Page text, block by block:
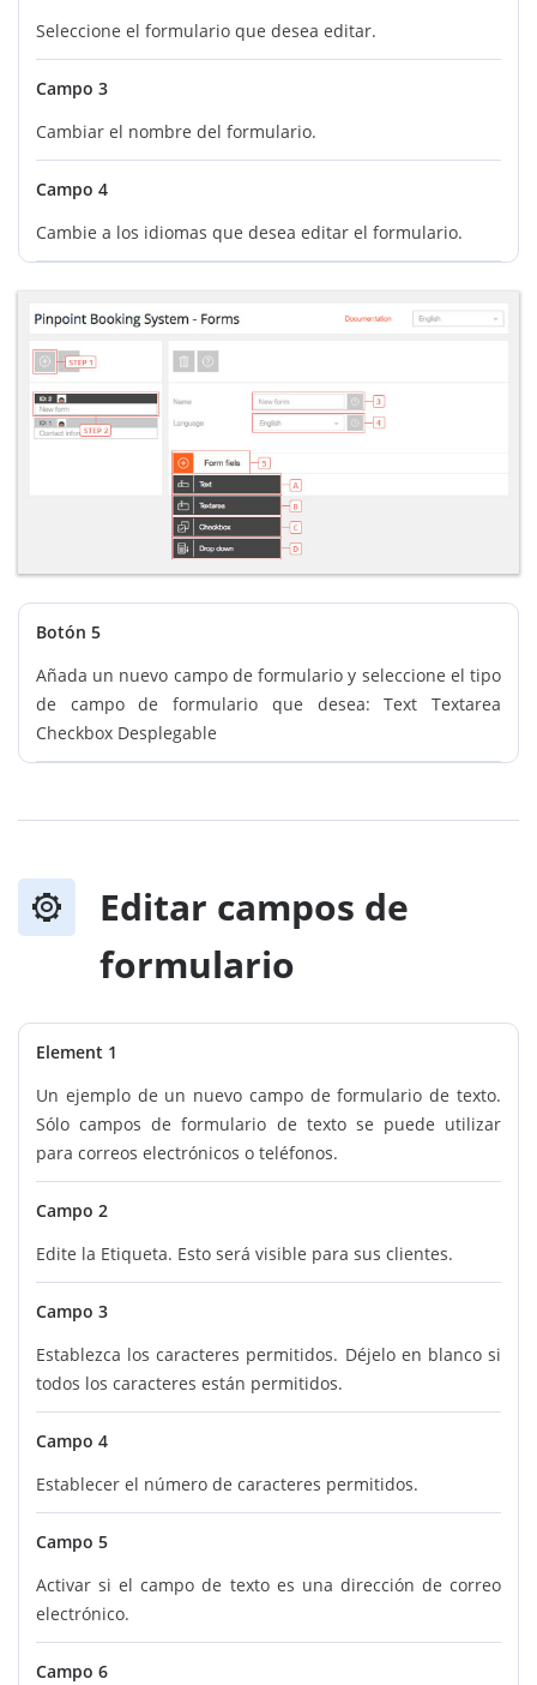
Seleccione el formulario que desea editar.
Campo 3
Cambiar el nombre del formulario.
Campo 4
Cambie a los idiomas que desea editar el formulario.
Botón 5
Añada un nuevo campo de formulario y seleccione el tipo
de campo de formulario que desea: Text Textarea
Checkbox Desplegable
Editar campos de
formulario
Element 1
Un ejemplo de un nuevo campo de formulario de texto.
Sólo campos de formulario de texto se puede utilizar
para correos electrónicos o teléfonos.
Campo 2
Edite la Etiqueta. Esto será visible para sus clientes.
Campo 3
Establezca los caracteres permitidos. Déjelo en blanco si
todos los caracteres están permitidos.
Campo 4
Establecer el número de caracteres permitidos.
Campo 5
Activar si el campo de texto es una dirección de correo
electrónico.
Campo 6